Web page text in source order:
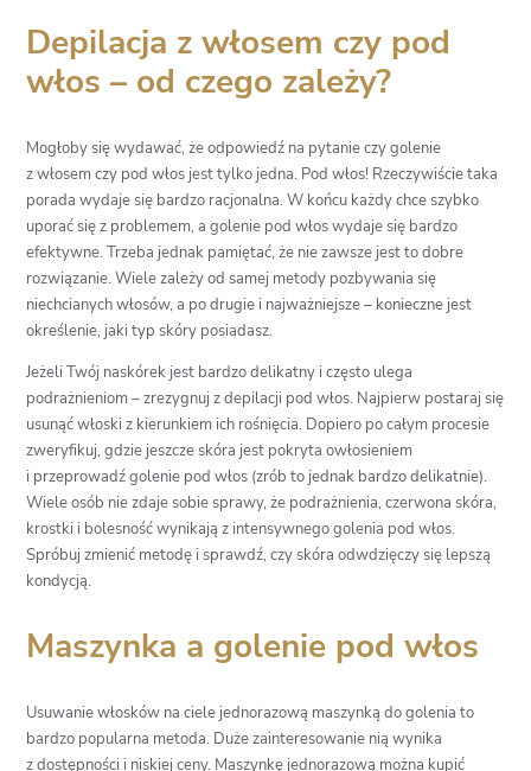
Depilacja z włosem czy pod
włos – od czego zależy?
Mogłoby się wydawać, że odpowiedź na pytanie czy golenie
z włosem czy pod włos jest tylko jedna. Pod włos! Rzeczywiście taka
porada wydaje się bardzo racjonalna. W końcu każdy chce szybko
uporać się z problemem, a golenie pod włos wydaje się bardzo
efektywne. Trzeba jednak pamiętać, że nie zawsze jest to dobre
rozwiązanie. Wiele zależy od samej metody pozbywania się
niechcianych włosów, a po drugie i najważniejsze – konieczne jest
określenie, jaki typ skóry posiadasz.
Jeżeli Twój naskórek jest bardzo delikatny i często ulega
podrażnieniom – zrezygnuj z depilacji pod włos. Najpierw postaraj się
usunąć włoski z kierunkiem ich rośnięcia. Dopiero po całym procesie
zweryfikuj, gdzie jeszcze skóra jest pokryta owłosieniem
i przeprowadź golenie pod włos (zrób to jednak bardzo delikatnie).
Wiele osób nie zdaje sobie sprawy, że podrażnienia, czerwona skóra,
krostki i bolesność wynikają z intensywnego golenia pod włos.
Spróbuj zmienić metodę i sprawdź, czy skóra odwdzięczy się lepszą
kondycją.
Maszynka a golenie pod włos
Usuwanie włosków na ciele jednorazową maszynką do golenia to
bardzo popularna metoda. Duże zainteresowanie nią wynika
z dostępności i niskiej ceny. Maszynkę jednorazową można kupić